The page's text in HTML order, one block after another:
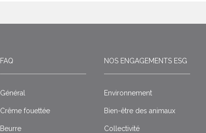
FAQ
Général
Crême fouettée
Beurre
NOS ENGAGEMENTS ESG
Environnement
Bien-être des animaux
Collectivité